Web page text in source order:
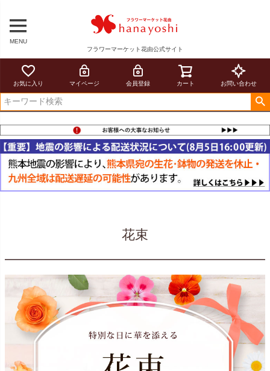
MENU
フラワーマーケット花由公式サイト
お気に入り マイページ 会員登録 カート お問い合わせ
花束